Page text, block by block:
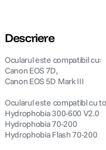
Descriere
Ocularul este compatibil cu:
Canon EOS 7D,
Canon EOS 5D Mark III
Ocularul este compatibl cu
Hydrophobia 300-600 V2.0
Hydrophobia 70-200
Hydrophobia Flash 70-200